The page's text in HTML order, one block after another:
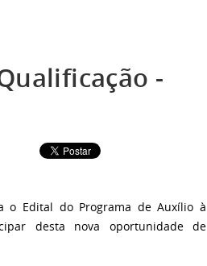
-
o Edital do Programa de Auxílio à
desta nova oportunidade de